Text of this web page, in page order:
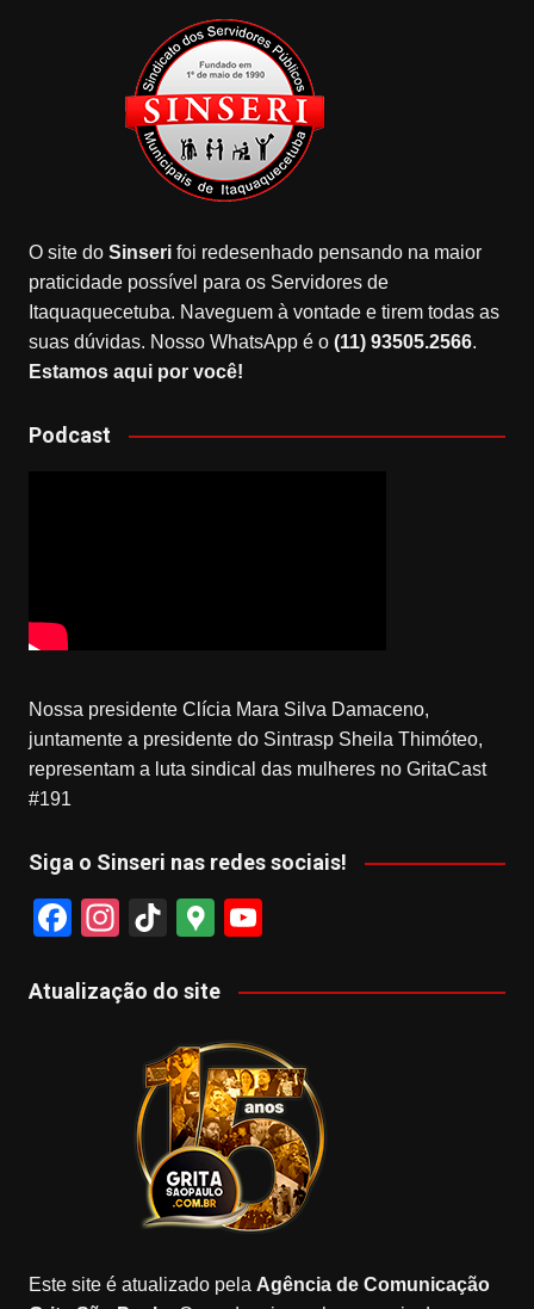
O site do Sinserifoi redesenhado pensando na maior
praticidade possível para os Servidores de
Itaquaquecetuba. Naveguem à vontade e tirem todas as
suas dúvidas. Nosso WhatsApp é o (11) 93505.2566.
Estamos aqui por você!
Podcast
Nossa presidente Clícia Mara Silva Damaceno,
juntamente a presidente do Sintrasp Sheila Thimóteo,
representam a luta sindical das mulheres no GritaCast
#191
Siga o Sinseri nas redes sociais!
F
c
In
a
m
Ti
T
k
G
o
gl
e
M
a
p
s
u
u
b
e
Atualização do site
Este site é atualizado pela Agência de Comunicação